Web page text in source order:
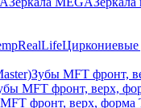
RealLifeЦиркониевые
Зубы MFT фронт,
MFT фронт, верх,
фронт, верх, форма